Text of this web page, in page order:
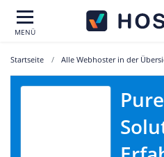
MENÜ
Startseite Alle Webhoster in der